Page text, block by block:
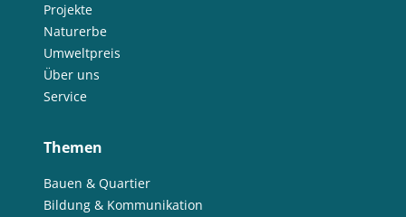
Projekte
Naturerbe
Umweltpreis
Über uns
Service
Themen
Bauen & Quartier
Bildung & Kommunikation